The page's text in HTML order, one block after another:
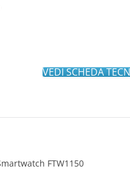
VEDI SCHEDA